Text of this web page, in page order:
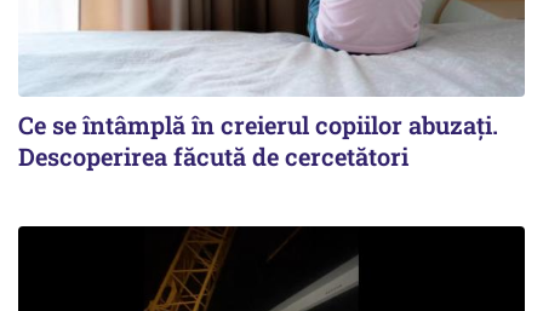
Ce se întâmplă în creierul copiilor abuzați.
Descoperirea făcută de cercetători